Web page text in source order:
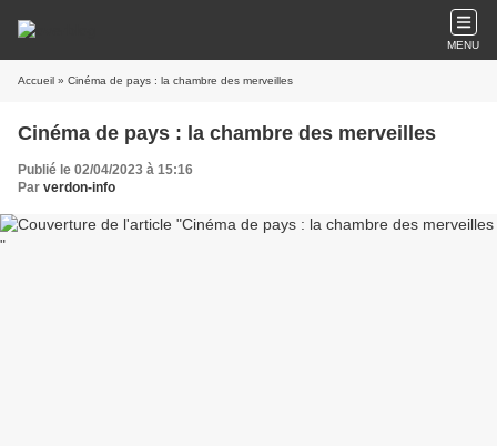
MENU
Accueil » Cinéma de pays : la chambre des merveilles
Cinéma de pays : la chambre des merveilles
Publié le 02/04/2023 à 15:16
Par verdon-info